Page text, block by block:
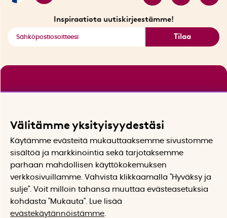
Inspiraatiota uutiskirjeestämme!
Tilaa
Välitämme yksityisyydestäsi
Käytämme evästeitä mukauttaaksemme sivustomme
sisältöä ja markkinointia sekä tarjotaksemme
parhaan mahdollisen käyttökokemuksen
verkkosivuillamme. Vahvista klikkaamalla "Hyväksy ja
sulje". Voit milloin tahansa muuttaa evästeasetuksia
kohdasta "Mukauta". Lue lisää
evästekäytännöistämme